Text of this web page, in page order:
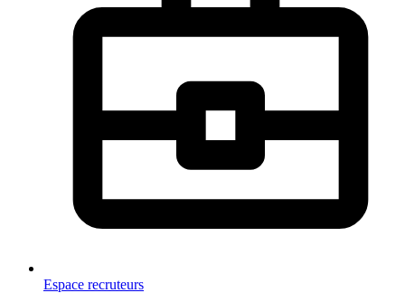
Espace recruteurs